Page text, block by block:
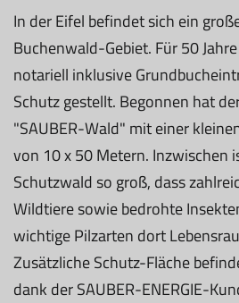
In der Eifel befindet sich ein
Buchenwald-Gebiet. Für 50
notariell inklusive
Schutz gestellt. Begonnen hat
"SAUBER-Wald" mit einer
von 10 x 50 Metern. Inzwischen
Schutzwald so groß, dass
Wildtiere sowie bedrohte
wichtige Pilzarten dort
Zusätzliche Schutz-Fläche
dank der SAUBER-ENERGIE-